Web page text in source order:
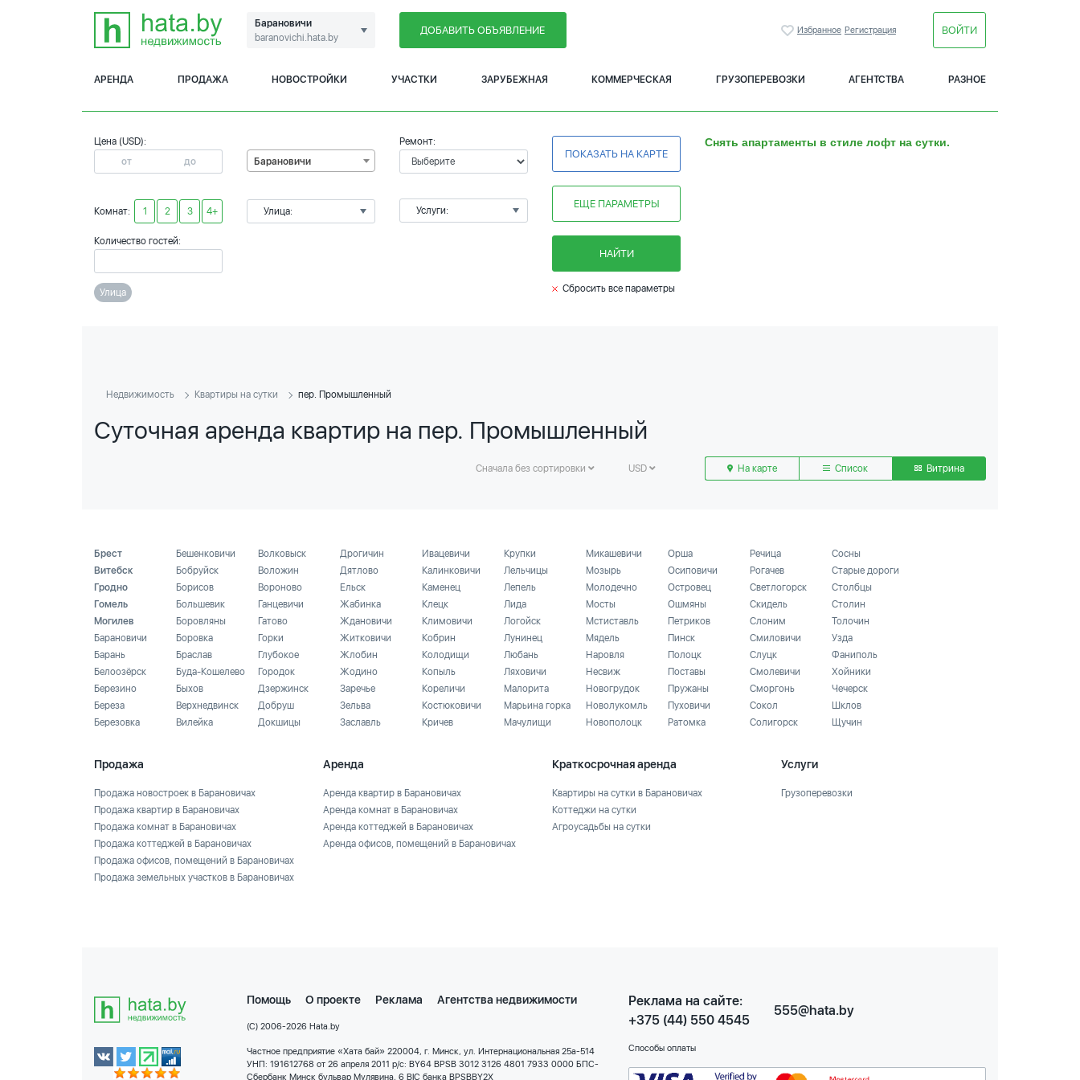
Барановичи
baranovichi.hata.by
ДОБАВИТЬ ОБЪЯВЛЕНИЕ Избранное Регистрация ВОЙТИ
АРЕНДА ПРОДАЖА НОВОСТРОЙКИ УЧАСТКИ ЗАРУБЕЖНАЯ КОММЕРЧЕСКАЯ ГРУЗОПЕРЕВОЗКИ АГЕНТСТВА РАЗНОЕ
Цена (USD):
Комнат: 1 2 3 4+
Количество гостей:
Барановичи
Улица:
Ремонт:
Услуги:
ПОКАЗАТЬ НА КАРТЕ
ЕЩЕ ПАРАМЕТРЫ
НАЙТИ
Снять апартаменты в стиле лофт на сутки.
Улица Сбросить все параметры
Недвижимость Квартиры на сутки пер. Промышленный
Суточная аренда квартир на пер. Промышленный
Сначала без сортировки USD На карте Список Витрина
Брест
Витебск
Гродно
Гомель
Могилев
Барановичи
Барань
Белоозёрск
Березино
Береза
Березовка
Бешенковичи
Бобруйск
Борисов
Большевик
Боровляны
Боровка
Браслав
Буда-Кошелево
Быхов
Верхнедвинск
Вилейка
Волковыск
Воложин
Вороново
Ганцевичи
Гатово
Горки
Глубокое
Городок
Дзержинск
Добруш
Докшицы
Дрогичин
Дятлово
Ельск
Жабинка
Ждановичи
Житковичи
Жлобин
Жодино
Заречье
Зельва
Заславль
Ивацевичи
Калинковичи
Каменец
Клецк
Климовичи
Кобрин
Колодищи
Копыль
Кореличи
Костюковичи
Кричев
Крупки
Лельчицы
Лепель
Лида
Логойск
Лунинец
Любань
Ляховичи
Малорита
Марьина горка
Мачулищи
Микашевичи
Мозырь
Молодечно
Мосты
Мстиставль
Мядель
Наровля
Несвиж
Новогрудок
Новолукомль
Новополоцк
Орша
Осиповичи
Островец
Ошмяны
Петриков
Пинск
Полоцк
Поставы
Пружаны
Пуховичи
Ратомка
Речица
Рогачев
Светлогорск
Скидель
Слоним
Смиловичи
Слуцк
Смолевичи
Сморгонь
Сокол
Солигорск
Сосны
Старые дороги
Столбцы
Столин
Толочин
Узда
Фаниполь
Хойники
Чечерск
Шклов
Щучин
Продажа
Продажа новостроек в Барановичах
Продажа квартир в Барановичах
Продажа комнат в Барановичах
Продажа коттеджей в Барановичах
Продажа офисов, помещений в Барановичах
Продажа земельных участков в Барановичах
Аренда
Аренда квартир в Барановичах
Аренда комнат в Барановичах
Аренда коттеджей в Барановичах
Аренда офисов, помещений в Барановичах
Краткосрочная аренда
Квартиры на сутки в Барановичах
Коттеджи на сутки
Агроусадьбы на сутки
Услуги
Грузоперевозки
Помощь О проекте Реклама Агентства недвижимости
(C) 2006-2026 Hata.by
Частное предприятие «Хата бай» 220004, г. Минск, ул. Интернациональная 25а-514
УНП: 191612768 от 26 апреля 2011 р/с: BY64 BPSB 3012 3126 4801 7933 0000 БПС-
Сбербанк Минск бульвар Мулявина, 6 BIC банка BPSBBY2X
Реклама на сайте:
+375 (44) 550 4545
555@hata.by
Способы оплаты